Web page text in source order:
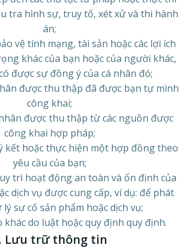
tra hình sự, truy tố, xét xử và thi hành
án;
vệ tính mạng, tài sản hoặc các lợi ích
khác của bạn hoặc của người khác,
được sự đồng ý của cá nhân đó;
được thu thập đã được bạn tự mình
công khai;
được thu thập từ các nguồn được
công khai hợp pháp;
kết hoặc thực hiện một hợp đồng theo
yêu cầu của bạn;
trì hoạt động an toàn và ổn định của
dịch vụ được cung cấp, ví dụ: để phát
lý sự cố sản phẩm hoặc dịch vụ;
do luật hoặc quy định quy định.
Lưu trữ thông tin